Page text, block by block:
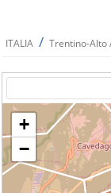
ITALIA / Trentino-Alto